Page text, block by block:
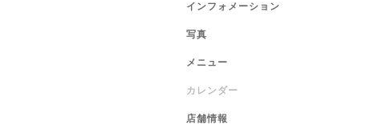
インフォメーション
写真
メニュー
カレンダー
店舗情報